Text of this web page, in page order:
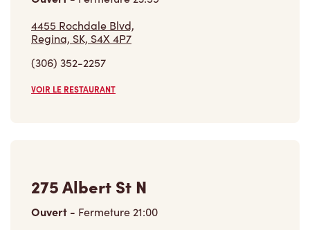
4455 Rochdale Blvd,
Regina, SK, S4X 4P7
(306) 352-2257
VOIR LE RESTAURANT
275 Albert St N
Ouvert - Fermeture21:00